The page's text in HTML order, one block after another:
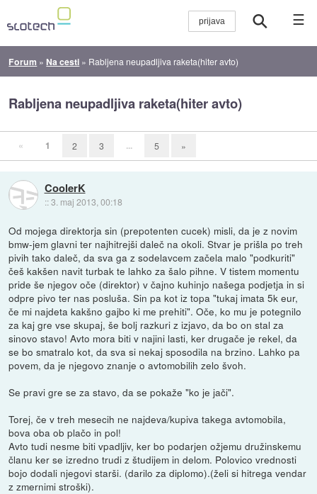
☰
Forum » Na cesti » Rabljena neupadljiva raketa(hiter avto)
Rabljena neupadljiva raketa(hiter avto)
« 1 2 3 ... 5 »
CoolerK
::3. maj 2013, 00:18
Od mojega direktorja sin (prepotenten cucek) misli, da je z novim
bmw-jem glavni ter najhitrejši daleč na okoli. Stvar je prišla po treh
pivih tako daleč, da sva ga z sodelavcem začela malo "podkuriti"
češ kakšen navit turbak te lahko za šalo pihne. V tistem momentu
pride še njegov oče (direktor) v čajno kuhinjo našega podjetja in si
odpre pivo ter nas posluša. Sin pa kot iz topa "tukaj imata 5k eur,
če mi najdeta kakšno gajbo ki me prehiti". Oče, ko mu je potegnilo
za kaj gre vse skupaj, še bolj razkuri z izjavo, da bo on stal za
sinovo stavo! Avto mora biti v najini lasti, ker drugače je rekel, da
se bo smatralo kot, da sva si nekaj sposodila na brzino. Lahko pa
povem, da je njegovo znanje o avtomobilih zelo švoh.
Se pravi gre se za stavo, da se pokaže "ko je jači".
Torej, če v treh mesecih ne najdeva/kupiva takega avtomobila,
bova oba ob plačo in pol!
Avto tudi nesme biti vpadljiv, ker bo podarjen ožjemu družinskemu
članu ker se izredno trudi z študijem in delom. Polovico vrednosti
bojo dodali njegovi starši. (darilo za diplomo).(želi si hitrega vendar
z zmernimi stroški).